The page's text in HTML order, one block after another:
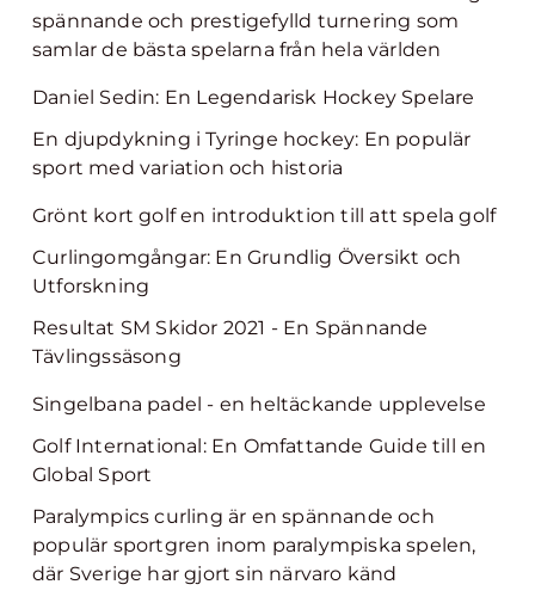
spännande och prestigefylld turnering som
samlar de bästa spelarna från hela världen
Daniel Sedin: En Legendarisk Hockey Spelare
En djupdykning i Tyringe hockey: En populär
sport med variation och historia
Grönt kort golf en introduktion till att spela golf
Curlingomgångar: En Grundlig Översikt och
Utforskning
Resultat SM Skidor 2021 - En Spännande
Tävlingssäsong
Singelbana padel - en heltäckande upplevelse
Golf International: En Omfattande Guide till en
Global Sport
Paralympics curling är en spännande och
populär sportgren inom paralympiska spelen,
där Sverige har gjort sin närvaro känd